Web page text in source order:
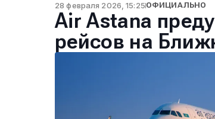
28 февраля 2026, 15:25ОФИЦИАЛЬНО
Air Astana
рейсов на